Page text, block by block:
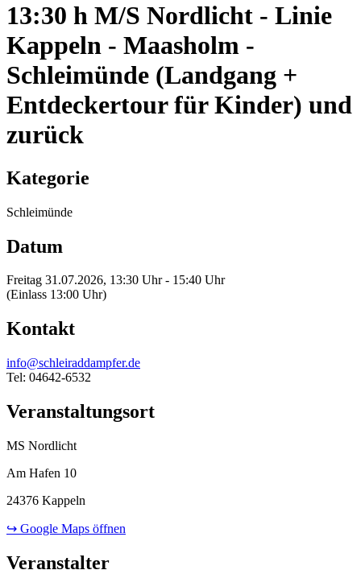
13:30 h M/S Nordlicht - Linie
Kappeln - Maasholm -
Schleimünde (Landgang +
Entdeckertour für Kinder) und
zurück
Kategorie
Schleimünde
Datum
Freitag 31.07.2026, 13:30 Uhr - 15:40 Uhr
(Einlass 13:00 Uhr)
Kontakt
info@schleiraddampfer.de
Tel: 04642-6532
Veranstaltungsort
MS Nordlicht
Am Hafen 10
24376 Kappeln
↪ Google Maps öffnen
Veranstalter